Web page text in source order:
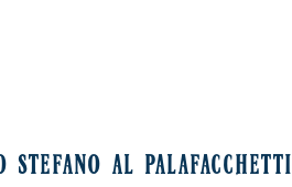
AL PALAFACCHETTI